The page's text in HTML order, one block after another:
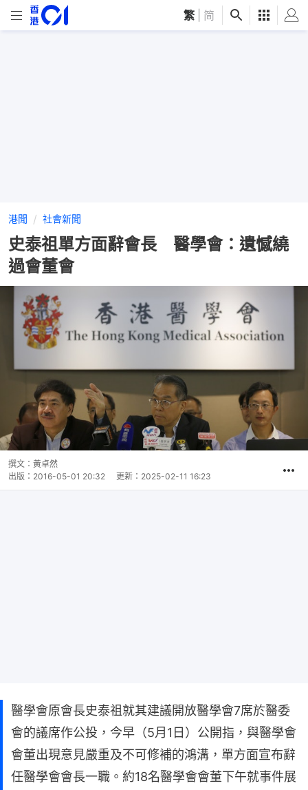
繁 简
港聞 社會新聞
史泰祖單方面辭會長 醫學會：遺憾繞
過會董會
撰文： 黃卓然
出版： 2016-05-01 20:32 更新： 2025-02-11 16:23
醫學會原會長史泰祖就其建議開放醫學會7席於醫委
會的議席作公投，今早（5月1日）公開指，與醫學會
會董出現意見嚴重及不可修補的鴻溝，單方面宣布辭
任醫學會會長一職。約18名醫學會會董下午就事件展